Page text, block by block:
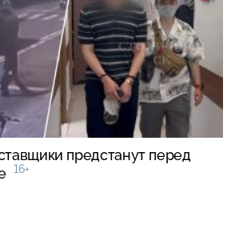
предстанут перед
16+